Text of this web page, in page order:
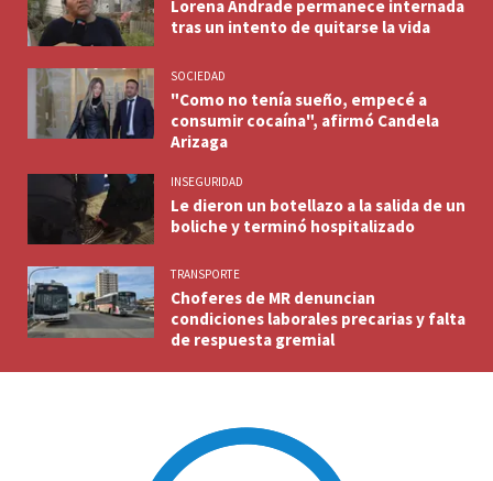
Lorena Andrade permanece internada
tras un intento de quitarse la vida
SOCIEDAD
"Como no tenía sueño, empecé a
consumir cocaína", afirmó Candela
Arizaga
INSEGURIDAD
Le dieron un botellazo a la salida de un
boliche y terminó hospitalizado
TRANSPORTE
Choferes de MR denuncian
condiciones laborales precarias y falta
de respuesta gremial